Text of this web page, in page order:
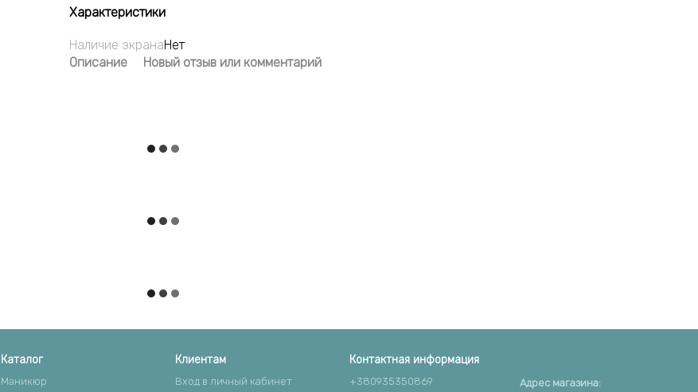
Характеристики
Наличие экранаНет
Описание
Новый отзыв или комментарий
Каталог
Маникюр
Клиентам
Вход в личный кабинет
Контактная информация
+380935350869
Адрес магазина: